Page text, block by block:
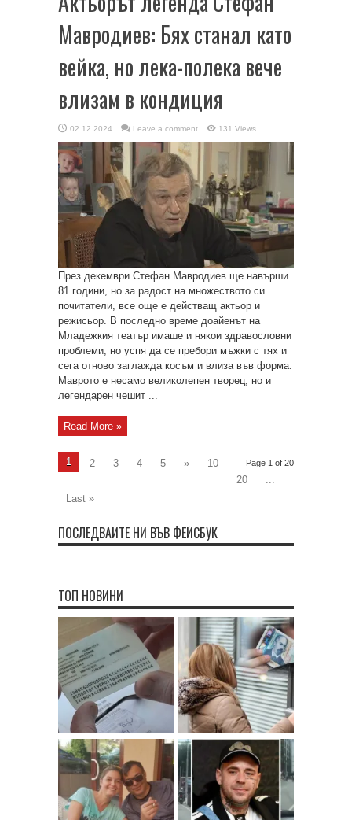
Мавродиев: Бях станал като
вейка, но лека-полека вече
влизам в кондиция
02.12.2024 Leave a comment 131 Views
През декември Стефан Мавродиев ще навърши
81 години, но за радост на множеството си
почитатели, все още е действащ актьор и
режисьор. В последно време доайенът на
Младежкия театър имаше и някои здравословни
проблеми, но успя да се пребори мъжки с тях и
сега отново заглажда косъм и влиза във форма.
Маврото е несамо великолепен творец, но и
легендарен чешит ...
Read More »
Page 1 of 20
1 2 3 4 5 »
10
20
...
Last »
ПОСЛЕДВАЙТЕ НИ ВЪВ ФЕЙСБУК
ТОП НОВИНИ